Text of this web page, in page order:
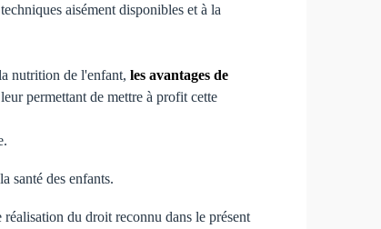
aisément disponibles et à la
la nutrition de l'enfant,les avantages de
permettant de mettre à profit cette
santé des enfants.
du droit reconnu dans le présent